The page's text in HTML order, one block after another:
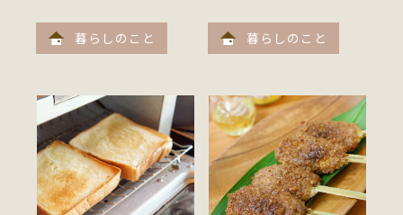
暮らしのこと 暮らしのこと